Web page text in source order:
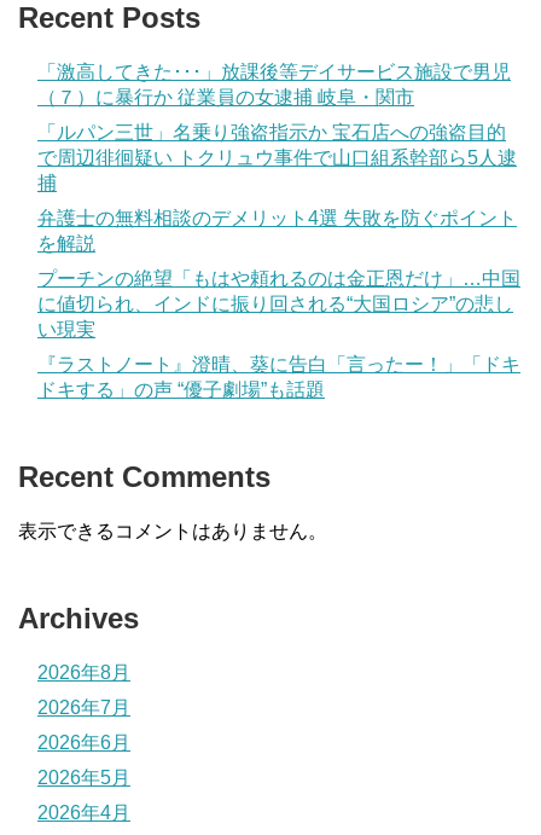
Recent Posts
「激高してきた･･･」放課後等デイサービス施設で男児
（７）に暴行か 従業員の女逮捕 岐阜・関市
「ルパン三世」名乗り強盗指示か 宝石店への強盗目的
で周辺徘徊疑い トクリュウ事件で山口組系幹部ら5人逮
捕
弁護士の無料相談のデメリット4選 失敗を防ぐポイント
を解説
プーチンの絶望「もはや頼れるのは金正恩だけ」…中国
に値切られ、インドに振り回される“大国ロシア”の悲し
い現実
『ラストノート』澄晴、葵に告白「言ったー！」「ドキ
ドキする」の声 “優子劇場”も話題
Recent Comments
表示できるコメントはありません。
Archives
2026年8月
2026年7月
2026年6月
2026年5月
2026年4月